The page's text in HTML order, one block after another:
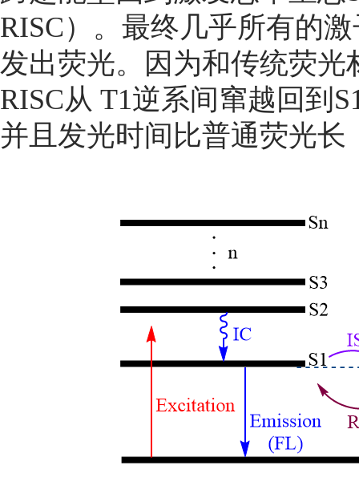
RISC）。最终几乎所有的
发出荧光。因为和传统荧
RISC从 T1逆系间窜越回到
并且发光时间比普通荧光